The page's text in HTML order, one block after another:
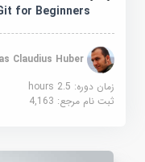
Git for Beginners
Thomas Claudius Huber
زمان دوره: 2.5 hours
ثبت نام مرجع:4,163